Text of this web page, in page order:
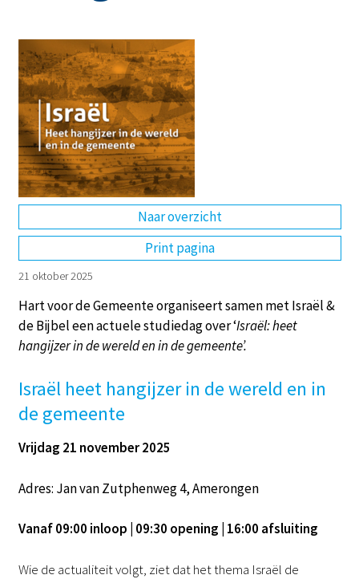
Naar overzicht
Print pagina
21 oktober 2025
Hart voor de Gemeenteorganiseert samen metIsraël &
de Bijbeleen actuele studiedag over ‘Israël: heet
hangijzer in de wereld en in de gemeente’.
Israël heet hangijzer in de wereld en in
de gemeente
Vrijdag 21 november 2025
Adres: Jan van Zutphenweg 4, Amerongen
Vanaf 09:00 inloop | 09:30 opening | 16:00 afsluiting
Wie de actualiteit volgt, ziet dat het thema Israël de